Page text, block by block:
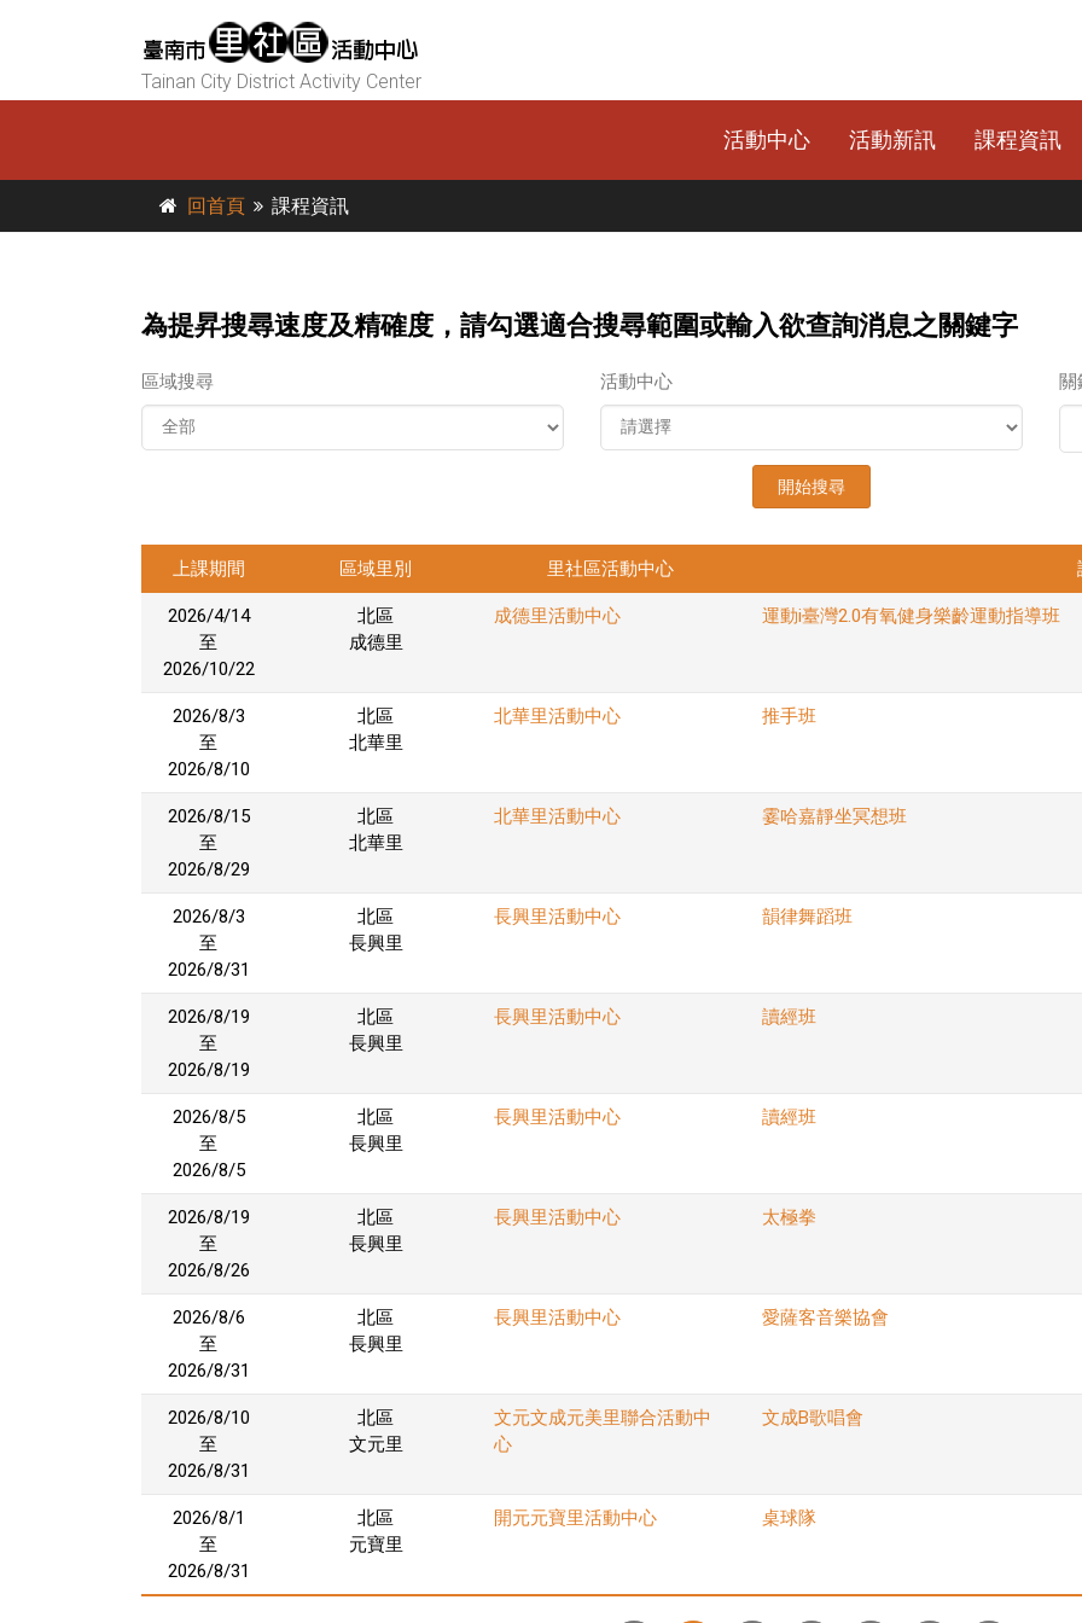
Tainan City District Activity Center
活動中心 活動新訊 課程資訊
回首頁 課程資訊
為提昇搜尋速度及精確度，請勾選適合搜尋範圍或輸入欲查詢消息之關鍵字
區域搜尋 活動中心 關
開始搜尋
上課期間 區域里別 里社區活動中心
2026/4/14
至
2026/10/22
北區
成德里
成德里活動中心 運動i臺灣2.0有氧健身樂齡運動指導班
2026/8/3
至
2026/8/10
北區
北華里
北華里活動中心 推手班
2026/8/15
至
2026/8/29
北區
北華里
北華里活動中心 霎哈嘉靜坐冥想班
2026/8/3
至
2026/8/31
北區
長興里
長興里活動中心 韻律舞蹈班
2026/8/19
至
2026/8/19
北區
長興里
長興里活動中心 讀經班
2026/8/5
至
2026/8/5
北區
長興里
長興里活動中心 讀經班
2026/8/19
至
2026/8/26
北區
長興里
長興里活動中心 太極拳
2026/8/6
至
2026/8/31
北區
長興里
長興里活動中心 愛薩客音樂協會
2026/8/10
至
2026/8/31
北區
文元里
文元文成元美里聯合活動中
心
文成B歌唱會
2026/8/1
至
2026/8/31
北區
元寶里
開元元寶里活動中心 桌球隊